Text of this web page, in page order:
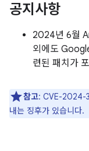
공지사항
2024년 6월
외에도
련된 패치가
참고: CVE-2024-
내는 징후가 있습니다.